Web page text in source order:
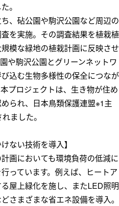
。
、砧公園や駒沢公園など周辺の
を実施。その調査結果を植栽植
模な緑地の植栽計画に反映させ
や駒沢公園とグリーンネットワ
込む生物多様性の保全につなが
プロジェクトは、生き物が住め
られ、日本鳥類保護連盟※1主
ました。
ない技術を導入】
画においても環境負荷の低減に
っています。例えば、ヒートア
屋上緑化を施し、またLED照明
さまざまな省エネ設備を導入。